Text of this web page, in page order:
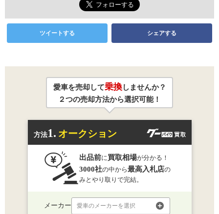
ツイートする シェアする
愛車を売却して乗換しませんか？
２つの売却方法から選択可能！
方法1. オークション
出品前に 買取相場が分かる！
3000社の中から最高入札店の
みとやり取りで完結。
メーカー 愛車のメーカーを選択